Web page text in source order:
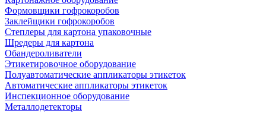
Формовщики гофрокоробов
Заклейщики гофрокоробов
Степлеры для картона упаковочные
Шредеры для картона
Обандероливатели
Этикетировочное оборудование
Полуавтоматические аппликаторы этикеток
Автоматические аппликаторы этикеток
Инспекционное оборудование
Металлодетекторы